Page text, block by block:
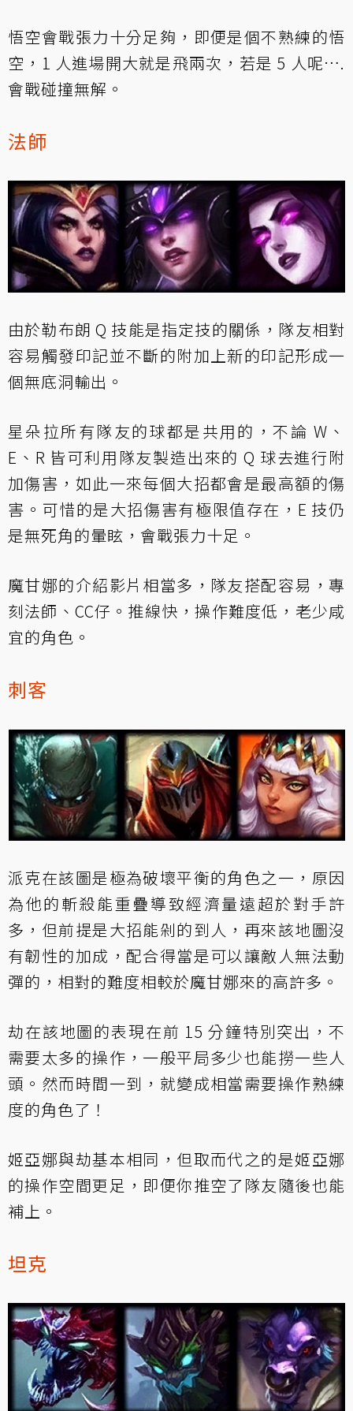
悟空會戰張力十分足夠，即便是個不熟練的悟
空，1 人進場開大就是飛兩次，若是 5 人呢….
會戰碰撞無解。
法師
由於勒布朗 Q 技能是指定技的關係，隊友相對
容易觸發印記並不斷的附加上新的印記形成一
個無底洞輸出。
星朵拉所有隊友的球都是共用的，不論 W、
E、R 皆可利用隊友製造出來的 Q 球去進行附
加傷害，如此一來每個大招都會是最高額的傷
害。可惜的是大招傷害有極限值存在，E 技仍
是無死角的暈眩，會戰張力十足。
魔甘娜的介紹影片相當多，隊友搭配容易，專
刻法師、CC仔。推線快，操作難度低，老少咸
宜的角色。
刺客
派克在該圖是極為破壞平衡的角色之一，原因
為他的斬殺能重疊導致經濟量遠超於對手許
多，但前提是大招能剁的到人，再來該地圖沒
有韌性的加成，配合得當是可以讓敵人無法動
彈的，相對的難度相較於魔甘娜來的高許多。
劫在該地圖的表現在前 15 分鐘特別突出，不
需要太多的操作，一般平局多少也能撈一些人
頭。然而時間一到，就變成相當需要操作熟練
度的角色了！
姬亞娜與劫基本相同，但取而代之的是姬亞娜
的操作空間更足，即便你推空了隊友隨後也能
補上。
坦克